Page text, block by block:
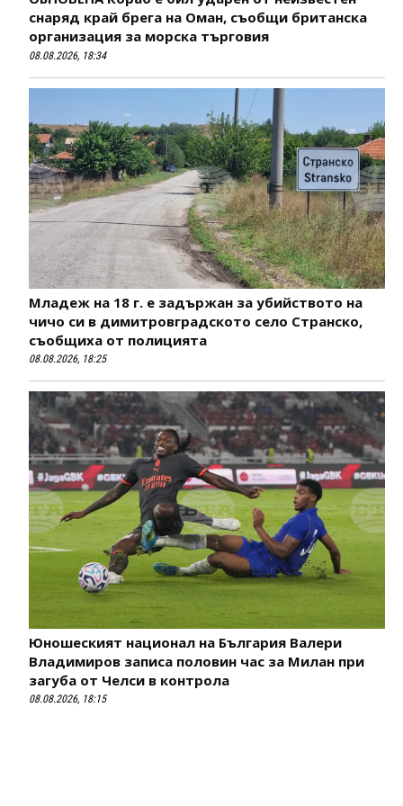
снаряд край брега на Оман, съобщи британска
организация за морска търговия
08.08.2026, 18:34
Младеж на 18 г. е задържан за убийството на
чичо си в димитровградското село Странско,
съобщиха от полицията
08.08.2026, 18:25
Юношеският национал на България Валери
Владимиров записа половин час за Милан при
загуба от Челси в контрола
08.08.2026, 18:15